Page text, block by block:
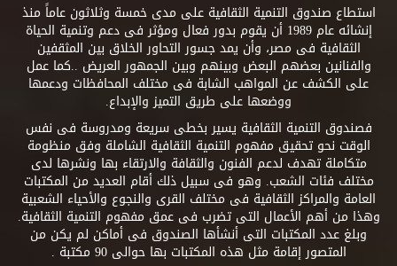
استطاع صندوق التنمية الثقافية على مدى خمسة وثلاثون عاماً منذ
إنشائه عام 1989 أن يقوم بدور فعال ومؤثر فى دعم وتنمية الحياة
الثقافية فى مصر، وأن يمد جسور التحاور الخلاق بين المثقفين
والفنانين بعضهم البعض وبينهم وبين الجمهور العريض ..كما عمل
على الكشف عن المواهب الشابة فى مختلف المحافظات ودعمها
ووضعها على طريق التميز والإبداع.
فصندوق التنمية الثقافية يسير بخطى سريعة ومدروسة فى نفس
الوقت نحو تحقيق مفهوم التنمية الثقافية الشاملة وفق منظومة
متكاملة تهدف لدعم الفنون والثقافة والارتقاء بها ونشرها لدى
مختلف فئات الشعب. وهو فى سبيل ذلك أقام العديد من المكتبات
العامة والمراكز الثقافية فى مختلف القرى والنجوع والأحياء الشعبية
وهذا من أهم الأعمال التى تضرب فى عمق مفهوم التنمية الثقافية.
وبلغ عدد المكتبات التى أنشأها الصندوق فى أماكن لم يكن من
المتصور إقامة مثل هذه المكتبات بها حوالى 90 مكتبة .